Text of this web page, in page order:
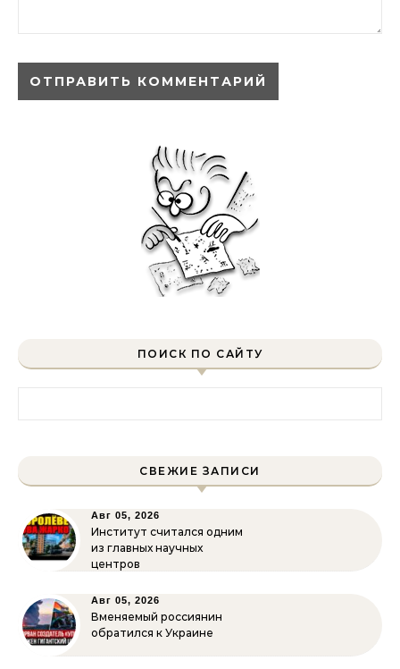
ПОИСК ПО САЙТУ
СВЕЖИЕ ЗАПИСИ
Авг 05, 2026
Институт считался одним
из главных научных
центров
Авг 05, 2026
Вменяемый россиянин
обратился к Украине